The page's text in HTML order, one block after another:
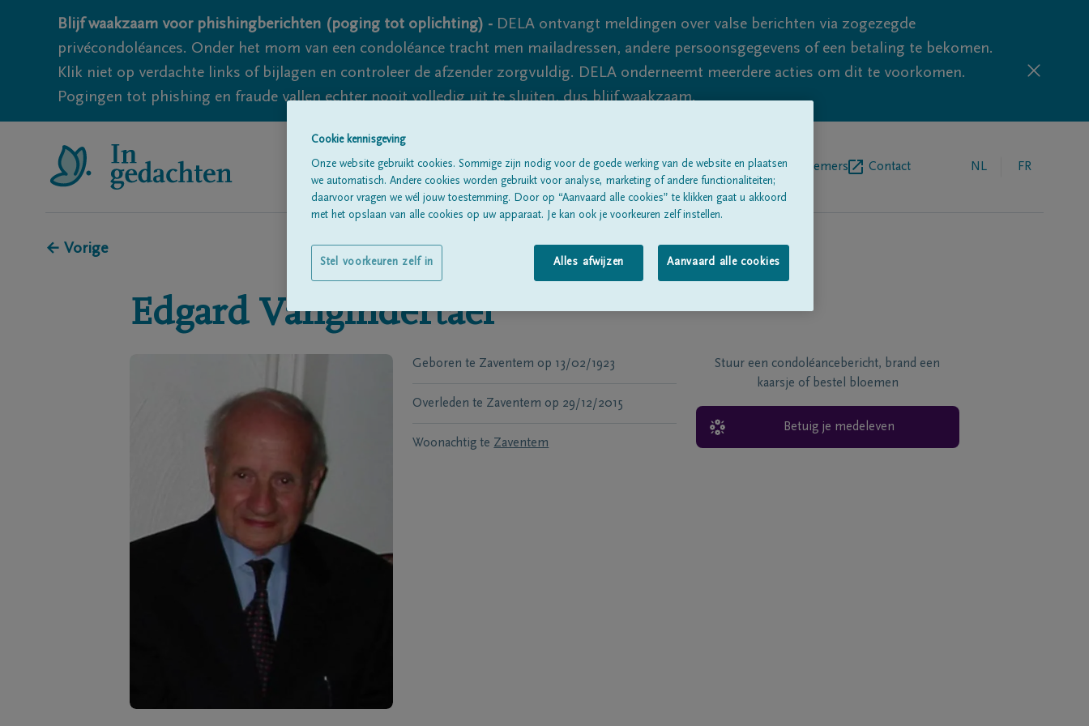
Blijf waakzaam voor phishingberichten (poging tot oplichting) - DELA ontvangt meldingen over valse berichten via zogezegde
privécondoléances. Onder het mom van een condoléance tracht men mailadressen, andere persoonsgegevens of een betaling te bekomen.
Klik niet op verdachte links of bijlagen en controleer de afzender zorgvuldig. DELA onderneemt meerdere acties om dit te voorkomen.
Pogingen tot phishing en fraude vallen echter nooit volledig uit te sluiten, dus blijf waakzaam.
Alle rouwberichtenOver onsBegrafenisondernemers Contact NL FR
← Vorige
Edgard Vangindertael
Geboren te Zaventem op 13/02/1923
Overleden te Zaventem op 29/12/2015
Woonachtig te Zaventem
Stuur een condoléancebericht, brand een
kaarsje of bestel bloemen
Betuig je medeleven
Cookie kennisgeving
Onze website gebruikt cookies. Sommige zijn nodig voor de goede werking van de website en plaatsen
we automatisch. Andere cookies worden gebruikt voor analyse, marketing of andere functionaliteiten;
daarvoor vragen we wél jouw toestemming. Door op “Aanvaard alle cookies” te klikken gaat u akkoord
met het opslaan van alle cookies op uw apparaat. Je kan ook je voorkeuren zelf instellen.
Alles afwijzen Aanvaard alle cookies
Stel voorkeuren zelf in